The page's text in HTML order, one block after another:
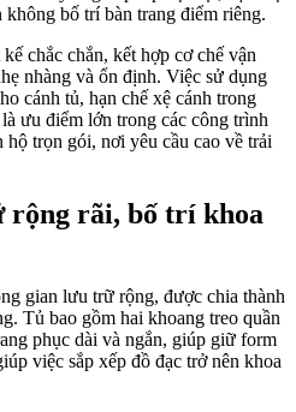
bố trí bàn trang điểm riêng.
chắc chắn, kết hợp cơ chế vận
nhàng và ổn định. Việc sử dụng
cánh tủ, hạn chế xệ cánh trong
ưu điểm lớn trong các công trình
trọn gói, nơi yêu cầu cao về trải
rộng rãi, bố trí khoa
gian lưu trữ rộng, được chia thành
Tủ bao gồm hai khoang treo quần
phục dài và ngắn, giúp giữ form
việc sắp xếp đồ đạc trở nên khoa